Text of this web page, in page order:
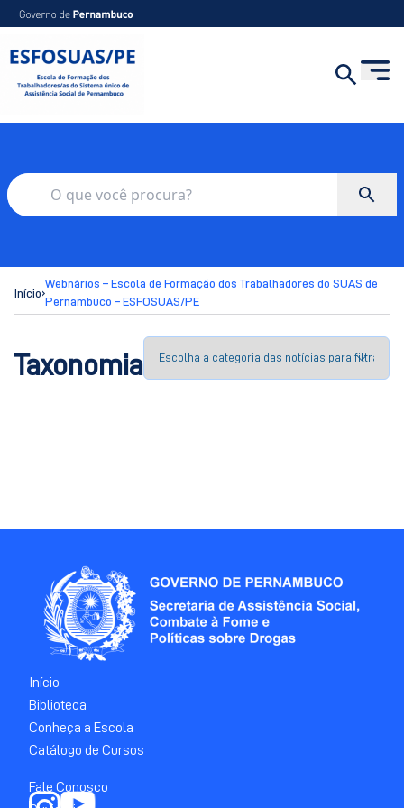
Início›
Webnários – Escola de Formação dos Trabalhadores do SUAS de
Pernambuco – ESFOSUAS/PE
Taxonomia
Início
Biblioteca
Conheça a Escola
Catálogo de Cursos
Fale Conosco